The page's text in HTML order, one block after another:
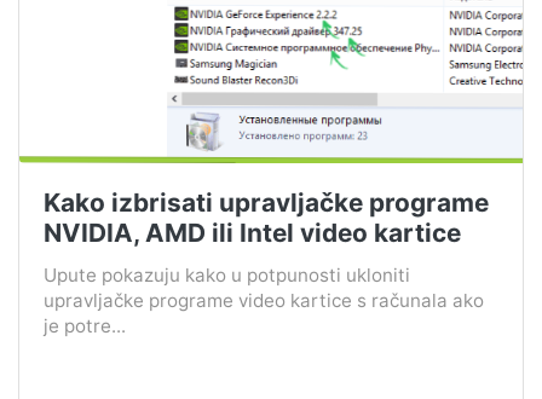
Kako izbrisati upravljačke programe
NVIDIA, AMD ili Intel video kartice
Upute pokazuju kako u potpunosti ukloniti
upravljačke programe video kartice s računala ako
je potre...